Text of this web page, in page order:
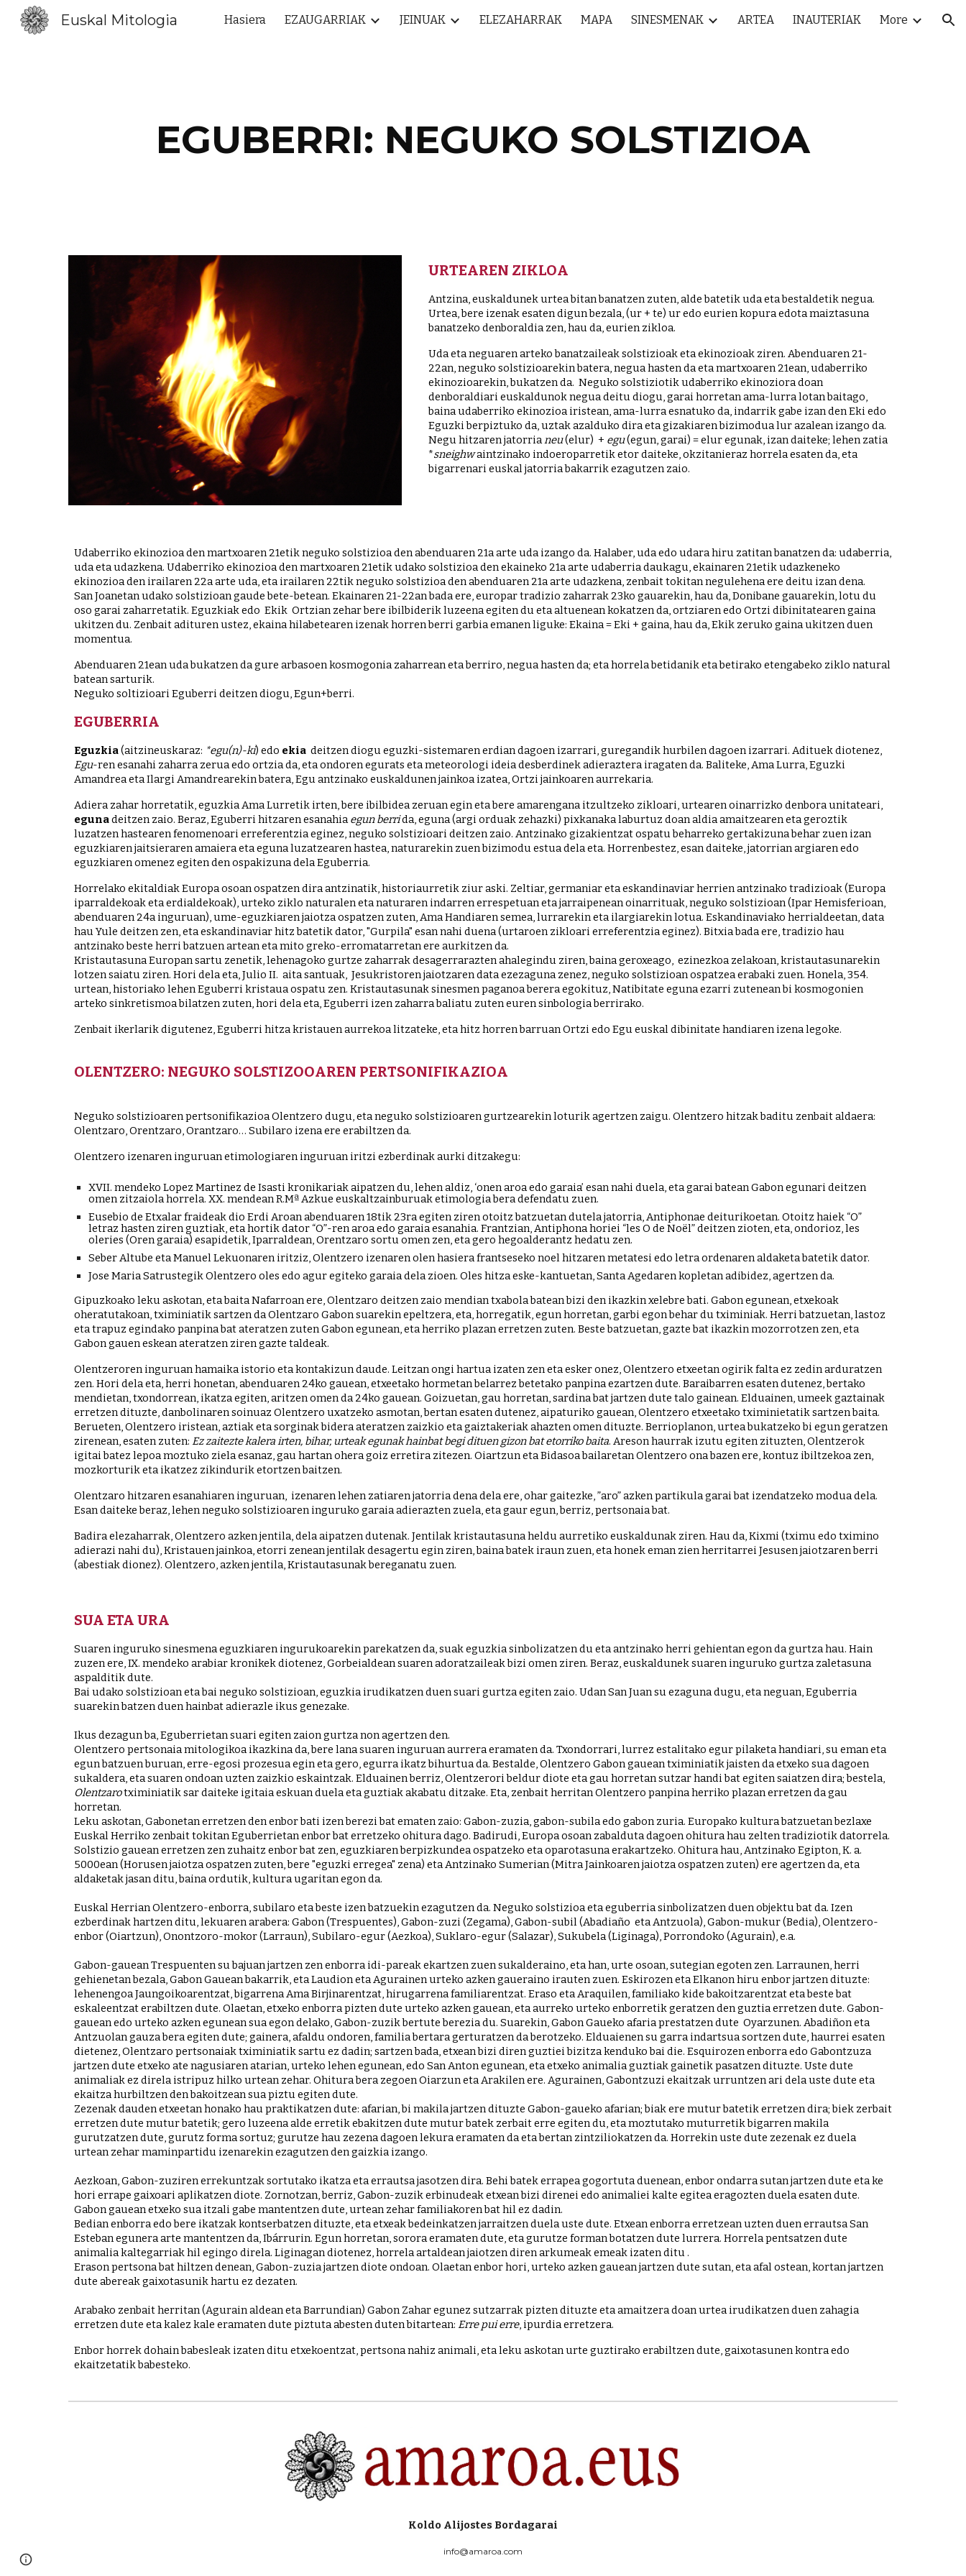
Skip to main content Skip to navigation
Euskal Mitologia Hasiera EZAUGARRIAK JEINUAK ELEZAHARRAK MAPA SINESMENAK ARTEA INAUTERIAK More
EGUBERRI: NEGUKO SOLSTIZIOA
URTEAREN ZIKLOA
Antzina, euskaldunek urtea bitan banatzen zuten, alde batetik uda eta bestaldetik negua.
Urtea, bere izenak esaten digun bezala, (ur + te) ur edo eurien kopura edota maiztasuna
banatzeko denboraldia zen, hau da, eurien zikloa.
Uda eta neguaren arteko banatzaileak solstizioak eta ekinozioak ziren. Abenduaren 21-
22an, neguko solstizioarekin batera, negua hasten da eta martxoaren 21ean, udaberriko
ekinozioarekin, bukatzen da.  Neguko solstiziotik udaberriko ekinoziora doan
denboraldiari euskaldunok negua deitu diogu, garai horretan ama-lurra lotan baitago,
baina udaberriko ekinozioa iristean, ama-lurra esnatuko da, indarrik gabe izan den Eki edo
Eguzki berpiztuko da, uztak azalduko dira eta gizakiaren bizimodua lur azalean izango da.
Negu hitzaren jatorria neu (elur)  + egu (egun, garai) = elur egunak, izan daiteke; lehen zatia
*sneighw aintzinako indoeroparretik etor daiteke, okzitanieraz horrela esaten da, eta
bigarrenari euskal jatorria bakarrik ezagutzen zaio.
Udaberriko ekinozioa den martxoaren 21etik neguko solstizioa den abenduaren 21a arte uda izango da. Halaber, uda edo udara hiru zatitan banatzen da: udaberria,
uda eta udazkena. Udaberriko ekinozioa den martxoaren 21etik udako solstizioa den ekaineko 21a arte udaberria daukagu, ekainaren 21etik udazkeneko
ekinozioa den irailaren 22a arte uda, eta irailaren 22tik neguko solstizioa den abenduaren 21a arte udazkena, zenbait tokitan negulehena ere deitu izan dena.
San Joanetan udako solstizioan gaude bete-betean. Ekainaren 21-22an bada ere, europar tradizio zaharrak 23ko gauarekin, hau da, Donibane gauarekin, lotu du
oso garai zaharretatik. Eguzkiak edo  Ekik  Ortzian zehar bere ibilbiderik luzeena egiten du eta altuenean kokatzen da, ortziaren edo Ortzi dibinitatearen gaina
ukitzen du. Zenbait adituren ustez, ekaina hilabetearen izenak horren berri garbia emanen liguke: Ekaina = Eki + gaina, hau da, Ekik zeruko gaina ukitzen duen
momentua.
Abenduaren 21ean uda bukatzen da gure arbasoen kosmogonia zaharrean eta berriro, negua hasten da; eta horrela betidanik eta betirako etengabeko ziklo natural
batean sarturik.
Neguko soltizioari Eguberri deitzen diogu, Egun+berri.
EGUBERRIA
Eguzkia (aitzineuskaraz: *egu(n)-ki) edo ekia
  deitzen diogu eguzki-sistemaren erdian dagoen izarrari, guregandik hurbilen dagoen izarrari. Adituek diotenez,
Egu-ren esanahi zaharra zerua edo ortzia da, eta ondoren egurats eta meteorologi ideia desberdinek adieraztera iragaten da. Baliteke, Ama Lurra, Eguzki
Amandrea eta Ilargi Amandrearekin batera, Egu antzinako euskaldunen jainkoa izatea, Ortzi jainkoaren aurrekaria.
Adiera zahar horretatik, eguzkia Ama Lurretik irten, bere ibilbidea zeruan egin eta bere amarengana itzultzeko zikloari, urtearen oinarrizko denbora unitateari,
eguna deitzen zaio. Beraz, Eguberri hitzaren esanahia egun berri da, eguna (argi orduak zehazki) pixkanaka laburtuz doan aldia amaitzearen eta geroztik
luzatzen hastearen fenomenoari erreferentzia eginez, neguko solstizioari deitzen zaio. Antzinako gizakientzat ospatu beharreko gertakizuna behar zuen izan
eguzkiaren jaitsieraren amaiera eta eguna luzatzearen hastea, naturarekin zuen bizimodu estua dela eta. Horrenbestez, esan daiteke, jatorrian argiaren edo
eguzkiaren omenez egiten den ospakizuna dela Eguberria.
Horrelako ekitaldiak Europa osoan ospatzen dira antzinatik, historiaurretik ziur aski. Zeltiar, germaniar eta eskandinaviar herrien antzinako tradizioak (Europa
iparraldekoak eta erdialdekoak), urteko ziklo naturalen eta naturaren indarren errespetuan eta jarraipenean oinarrituak, neguko solstizioan (Ipar Hemisferioan,
abenduaren 24a inguruan), ume-eguzkiaren jaiotza ospatzen zuten, Ama Handiaren semea, lurrarekin eta ilargiarekin lotua. Eskandinaviako herrialdeetan, data
hau Yule deitzen zen, eta eskandinaviar hitz batetik dator, "Gurpila" esan nahi duena (urtaroen zikloari erreferentzia eginez). Bitxia bada ere, tradizio hau
antzinako beste herri batzuen artean eta mito greko-erromatarretan ere aurkitzen da.
Kristautasuna Europan sartu zenetik, lehenagoko gurtze zaharrak desagerrarazten ahalegindu ziren, baina geroxeago,  ezinezkoa zelakoan, kristautasunarekin
lotzen saiatu ziren. Hori dela eta, Julio II.  aita santuak,  Jesukristoren jaiotzaren data ezezaguna zenez, neguko solstizioan ospatzea erabaki zuen. Honela, 354.
urtean, historiako lehen Eguberri kristaua ospatu zen. Kristautasunak sinesmen paganoa berera egokituz, Natibitate eguna ezarri zutenean bi kosmogonien
arteko sinkretismoa bilatzen zuten, hori dela eta, Eguberri izen zaharra baliatu zuten euren sinbologia berrirako.
Zenbait ikerlarik digutenez, Eguberri hitza kristauen aurrekoa litzateke, eta hitz horren barruan Ortzi edo Egu euskal dibinitate handiaren izena legoke.
OLENTZERO: NEGUKO SOLSTIZOOAREN PERTSONIFIKAZIOA
Neguko solstizioaren pertsonifikazioa Olentzero dugu, eta neguko solstizioaren gurtzearekin loturik agertzen zaigu. Olentzero hitzak baditu zenbait aldaera:
Olentzaro, Orentzaro, Orantzaro… Subilaro izena ere erabiltzen da.
Olentzero izenaren inguruan etimologiaren inguruan iritzi ezberdinak aurki ditzakegu:
XVII. mendeko Lopez Martinez de Isasti kronikariak aipatzen du, lehen aldiz, ‘onen aroa edo garaia’ esan nahi duela, eta garai batean Gabon egunari deitzen
omen zitzaiola horrela. XX. mendean R.Mª Azkue euskaltzainburuak etimologia bera defendatu zuen.
Eusebio de Etxalar fraideak dio Erdi Aroan abenduaren 18tik 23ra egiten ziren otoitz batzuetan dutela jatorria, Antiphonae deiturikoetan. Otoitz haiek “O”
letraz hasten ziren guztiak, eta hortik dator “O”-ren aroa edo garaia esanahia. Frantzian, Antiphona horiei “les O de Noël” deitzen zioten, eta, ondorioz, les
oleries (Oren garaia) esapidetik, Iparraldean, Orentzaro sortu omen zen, eta gero hegoalderantz hedatu zen.
Seber Altube eta Manuel Lekuonaren iritziz, Olentzero izenaren olen hasiera frantseseko noel hitzaren metatesi edo letra ordenaren aldaketa batetik dator.
Jose Maria Satrustegik Olentzero oles edo agur egiteko garaia dela zioen. Oles hitza eske-kantuetan, Santa Agedaren kopletan adibidez, agertzen da.
Gipuzkoako leku askotan, eta baita Nafarroan ere, Olentzaro deitzen zaio mendian txabola batean bizi den ikazkin xelebre bati. Gabon egunean, etxekoak
oheratutakoan, tximiniatik sartzen da Olentzaro Gabon suarekin epeltzera, eta, horregatik, egun horretan, garbi egon behar du tximiniak. Herri batzuetan, lastoz
eta trapuz egindako panpina bat ateratzen zuten Gabon egunean, eta herriko plazan erretzen zuten. Beste batzuetan, gazte bat ikazkin mozorrotzen zen, eta
Gabon gauen eskean ateratzen ziren gazte taldeak.
Olentzeroren inguruan hamaika istorio eta kontakizun daude. Leitzan ongi hartua izaten zen eta esker onez, Olentzero etxeetan ogirik falta ez zedin arduratzen
zen. Hori dela eta, herri honetan, abenduaren 24ko gauean, etxeetako hormetan belarrez betetako panpina ezartzen dute. Baraibarren esaten dutenez, bertako
mendietan, txondorrean, ikatza egiten, aritzen omen da 24ko gauean. Goizuetan, gau horretan, sardina bat jartzen dute talo gainean. Elduainen, umeek gaztainak
erretzen dituzte, danbolinaren soinuaz Olentzero uxatzeko asmotan, bertan esaten dutenez, aipaturiko gauean, Olentzero etxeetako tximinietatik sartzen baita.
Berueten, Olentzero iristean, aztiak eta sorginak bidera ateratzen zaizkio eta gaiztakeriak ahazten omen dituzte. Berrioplanon, urtea bukatzeko bi egun geratzen
zirenean, esaten zuten: Ez zaitezte kalera irten, bihar, urteak egunak hainbat begi dituen gizon bat etorriko baita. Areson haurrak izutu egiten zituzten, Olentzerok
igitai batez lepoa moztuko ziela esanaz, gau hartan ohera goiz erretira zitezen. Oiartzun eta Bidasoa bailaretan Olentzero ona bazen ere, kontuz ibiltzekoa zen,
mozkorturik eta ikatzez zikindurik etortzen baitzen.
Olentzaro hitzaren esanahiaren inguruan,  izenaren lehen zatiaren jatorria dena dela ere, ohar gaitezke, ”aro” azken partikula garai bat izendatzeko modua dela.
Esan daiteke beraz, lehen neguko solstizioaren inguruko garaia adierazten zuela, eta gaur egun, berriz, pertsonaia bat.
Badira elezaharrak, Olentzero azken jentila, dela aipatzen dutenak. Jentilak kristautasuna heldu aurretiko euskaldunak ziren. Hau da, Kixmi (tximu edo tximino
adierazi nahi du), Kristauen jainkoa, etorri zenean jentilak desagertu egin ziren, baina batek iraun zuen, eta honek eman zien herritarrei Jesusen jaiotzaren berri
(abestiak dionez). Olentzero, azken jentila, Kristautasunak bereganatu zuen.
SUA ETA URA
Suaren inguruko sinesmena eguzkiaren ingurukoarekin parekatzen da, suak eguzkia sinbolizatzen du eta antzinako herri gehientan egon da gurtza hau. Hain
zuzen ere, IX. mendeko arabiar kronikek diotenez, Gorbeialdean suaren adoratzaileak bizi omen ziren. Beraz, euskaldunek suaren inguruko gurtza zaletasuna
aspalditik dute.
Bai udako solstizioan eta bai neguko solstizioan, eguzkia irudikatzen duen suari gurtza egiten zaio. Udan San Juan su ezaguna dugu, eta neguan, Eguberria
suarekin batzen duen hainbat adierazle ikus genezake.
Ikus dezagun ba, Eguberrietan suari egiten zaion gurtza non agertzen den.
Olentzero pertsonaia mitologikoa ikazkina da, bere lana suaren inguruan aurrera eramaten da. Txondorrari, lurrez estalitako egur pilaketa handiari, su eman eta
egun batzuen buruan, erre-egosi prozesua egin eta gero, egurra ikatz bihurtua da. Bestalde, Olentzero Gabon gauean tximiniatik jaisten da etxeko sua dagoen
sukaldera, eta suaren ondoan uzten zaizkio eskaintzak. Elduainen berriz, Olentzerori beldur diote eta gau horretan sutzar handi bat egiten saiatzen dira; bestela,
Olentzaro tximiniatik sar daiteke igitaia eskuan duela eta guztiak akabatu ditzake. Eta, zenbait herritan Olentzero panpina herriko plazan erretzen da gau
horretan.
Leku askotan, Gabonetan erretzen den enbor bati izen berezi bat ematen zaio: Gabon-zuzia, gabon-subila edo gabon zuria. Europako kultura batzuetan bezlaxe
Euskal Herriko zenbait tokitan Eguberrietan enbor bat erretzeko ohitura dago. Badirudi, Europa osoan zabalduta dagoen ohitura hau zelten tradiziotik datorrela.
Solstizio gauean erretzen zen zuhaitz enbor bat zen, eguzkiaren berpizkundea ospatzeko eta oparotasuna erakartzeko. Ohitura hau, Antzinako Egipton, K. a.
5000ean (Horusen jaiotza ospatzen zuten, bere "eguzki erregea" zena) eta Antzinako Sumerian (Mitra Jainkoaren jaiotza ospatzen zuten) ere agertzen da, eta
aldaketak jasan ditu, baina ordutik, kultura ugaritan egon da.
Euskal Herrian Olentzero-enborra, subilaro eta beste izen batzuekin ezagutzen da. Neguko solstizioa eta eguberria sinbolizatzen duen objektu bat da. Izen
ezberdinak hartzen ditu, lekuaren arabera: Gabon (Trespuentes), Gabon-zuzi (Zegama), Gabon-subil (Abadiaño  eta Antzuola), Gabon-mukur (Bedia), Olentzero-
enbor (Oiartzun), Onontzoro-mokor (Larraun), Subilaro-egur (Aezkoa), Suklaro-egur (Salazar), Sukubela (Liginaga), Porrondoko (Agurain), e.a.
Gabon-gauean Trespuenten su bajuan jartzen zen enborra idi-pareak ekartzen zuen sukalderaino, eta han, urte osoan, sutegian egoten zen. Larraunen, herri
gehienetan bezala, Gabon Gauean bakarrik, eta Laudion eta Agurainen urteko azken gaueraino irauten zuen. Eskirozen eta Elkanon hiru enbor jartzen dituzte:
lehenengoa Jaungoikoarentzat, bigarrena Ama Birjinarentzat, hirugarrena familiarentzat. Eraso eta Araquilen, familiako kide bakoitzarentzat eta beste bat
eskaleentzat erabiltzen dute. Olaetan, etxeko enborra pizten dute urteko azken gauean, eta aurreko urteko enborretik geratzen den guztia erretzen dute. Gabon-
gauean edo urteko azken egunean sua egon delako, Gabon-zuzik bertute berezia du. Suarekin, Gabon Gaueko afaria prestatzen dute  Oyarzunen. Abadiñon eta
Antzuolan gauza bera egiten dute; gainera, afaldu ondoren, familia bertara gerturatzen da berotzeko. Elduaienen su garra indartsua sortzen dute, haurrei esaten
dietenez, Olentzaro pertsonaiak tximiniatik sartu ez dadin; sartzen bada, etxean bizi diren guztiei bizitza kenduko bai die. Esquirozen enborra edo Gabontzuza
jartzen dute etxeko ate nagusiaren atarian, urteko lehen egunean, edo San Anton egunean, eta etxeko animalia guztiak gainetik pasatzen dituzte. Uste dute
animaliak ez direla istripuz hilko urtean zehar. Ohitura bera zegoen Oiarzun eta Arakilen ere. Agurainen, Gabontzuzi ekaitzak urruntzen ari dela uste dute eta
ekaitza hurbiltzen den bakoitzean sua piztu egiten dute.
Zezenak dauden etxeetan honako hau praktikatzen dute: afarian, bi makila jartzen dituzte Gabon-gaueko afarian; biak ere mutur batetik erretzen dira; biek zerbait
erretzen dute mutur batetik; gero luzeena alde erretik ebakitzen dute mutur batek zerbait erre egiten du, eta moztutako muturretik bigarren makila
gurutzatzen dute, gurutz forma sortuz; gurutze hau zezena dagoen lekura eramaten da eta bertan zintziliokatzen da. Horrekin uste dute zezenak ez duela
urtean zehar maminpartidu izenarekin ezagutzen den gaizkia izango.
Aezkoan, Gabon-zuziren errekuntzak sortutako ikatza eta errautsa jasotzen dira. Behi batek errapea gogortuta duenean, enbor ondarra sutan jartzen dute eta ke
hori errape gaixoari aplikatzen diote. Zornotzan, berriz, Gabon-zuzik erbinudeak etxean bizi direnei edo animaliei kalte egitea eragozten duela esaten dute.
Gabon gauean etxeko sua itzali gabe mantentzen dute, urtean zehar familiakoren bat hil ez dadin.
Bedian enborra edo bere ikatzak kontserbatzen dituzte, eta etxeak bedeinkatzen jarraitzen duela uste dute. Etxean enborra erretzean uzten duen errautsa San
Esteban egunera arte mantentzen da, Ibárrurin. Egun horretan, sorora eramaten dute, eta gurutze forman botatzen dute lurrera. Horrela pentsatzen dute
animalia kaltegarriak hil egingo direla. Liginagan diotenez, horrela artaldean jaiotzen diren arkumeak emeak izaten ditu .
Erason pertsona bat hiltzen denean, Gabon-zuzia jartzen diote ondoan. Olaetan enbor hori, urteko azken gauean jartzen dute sutan, eta afal ostean, kortan jartzen
dute abereak gaixotasunik hartu ez dezaten.
Arabako zenbait herritan (Agurain aldean eta Barrundian) Gabon Zahar egunez sutzarrak pizten dituzte eta amaitzera doan urtea irudikatzen duen zahagia
erretzen dute eta kalez kale eramaten dute piztuta abesten duten bitartean: Erre pui erre, ipurdia erretzera.
Enbor horrek dohain babesleak izaten ditu etxekoentzat, pertsona nahiz animali, eta leku askotan urte guztirako erabiltzen dute, gaixotasunen kontra edo
ekaitzetatik babesteko.
Koldo Alijostes Bordagarai
info@amaroa.com